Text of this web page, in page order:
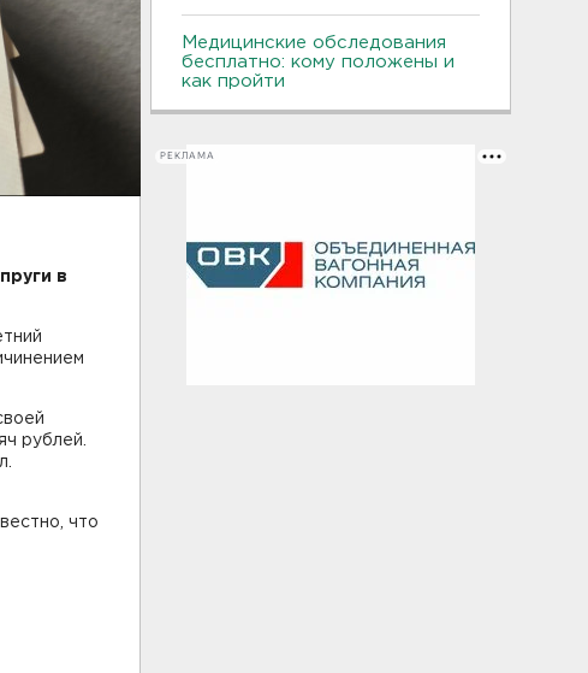
в
рублей.
что
Медицинские обследования
бесплатно: кому положены и
как пройти
РЕКЛАМА